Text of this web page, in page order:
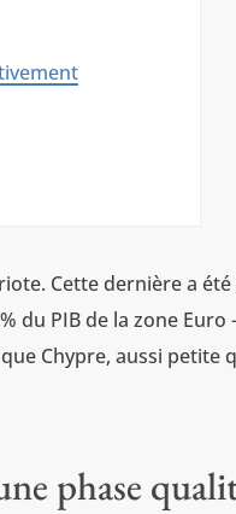
Cette dernière a
du PIB de la zone Euro
Chypre, aussi petite
phase